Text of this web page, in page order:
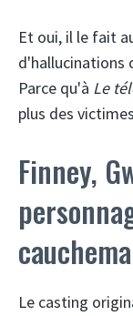
Et oui, il le fait
d'hallucinations
Parce qu'à Le
plus des
Finney,
Le casting